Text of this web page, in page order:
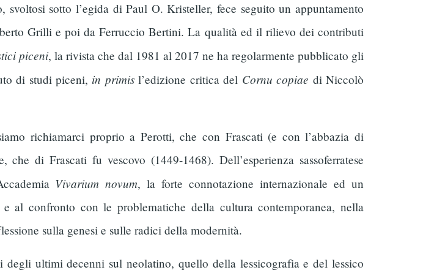
svoltosi sotto l’egida di Paul O. Kristeller, fece seguito un appuntamento
Grilli e poi da Ferruccio Bertini. La qualità ed il rilievo dei contributi
piceni, la rivista che dal 1981 al 2017 ne ha regolarmente pubblicato gli
di studi piceni, in primisl’edizione critica del Cornu copiae di Niccolò
richiamarci proprio a Perotti, che con Frascati (e con l’abbazia di
di Frascati fu vescovo (1449-1468). Dell’esperienza sassoferratese
Vivarium novum, la forte connotazione internazionale ed un
al confronto con le problematiche della cultura contemporanea, nella
sulla genesi e sulle radici della modernità.
ultimi decenni sul neolatino, quello della lessicografia e del lessico